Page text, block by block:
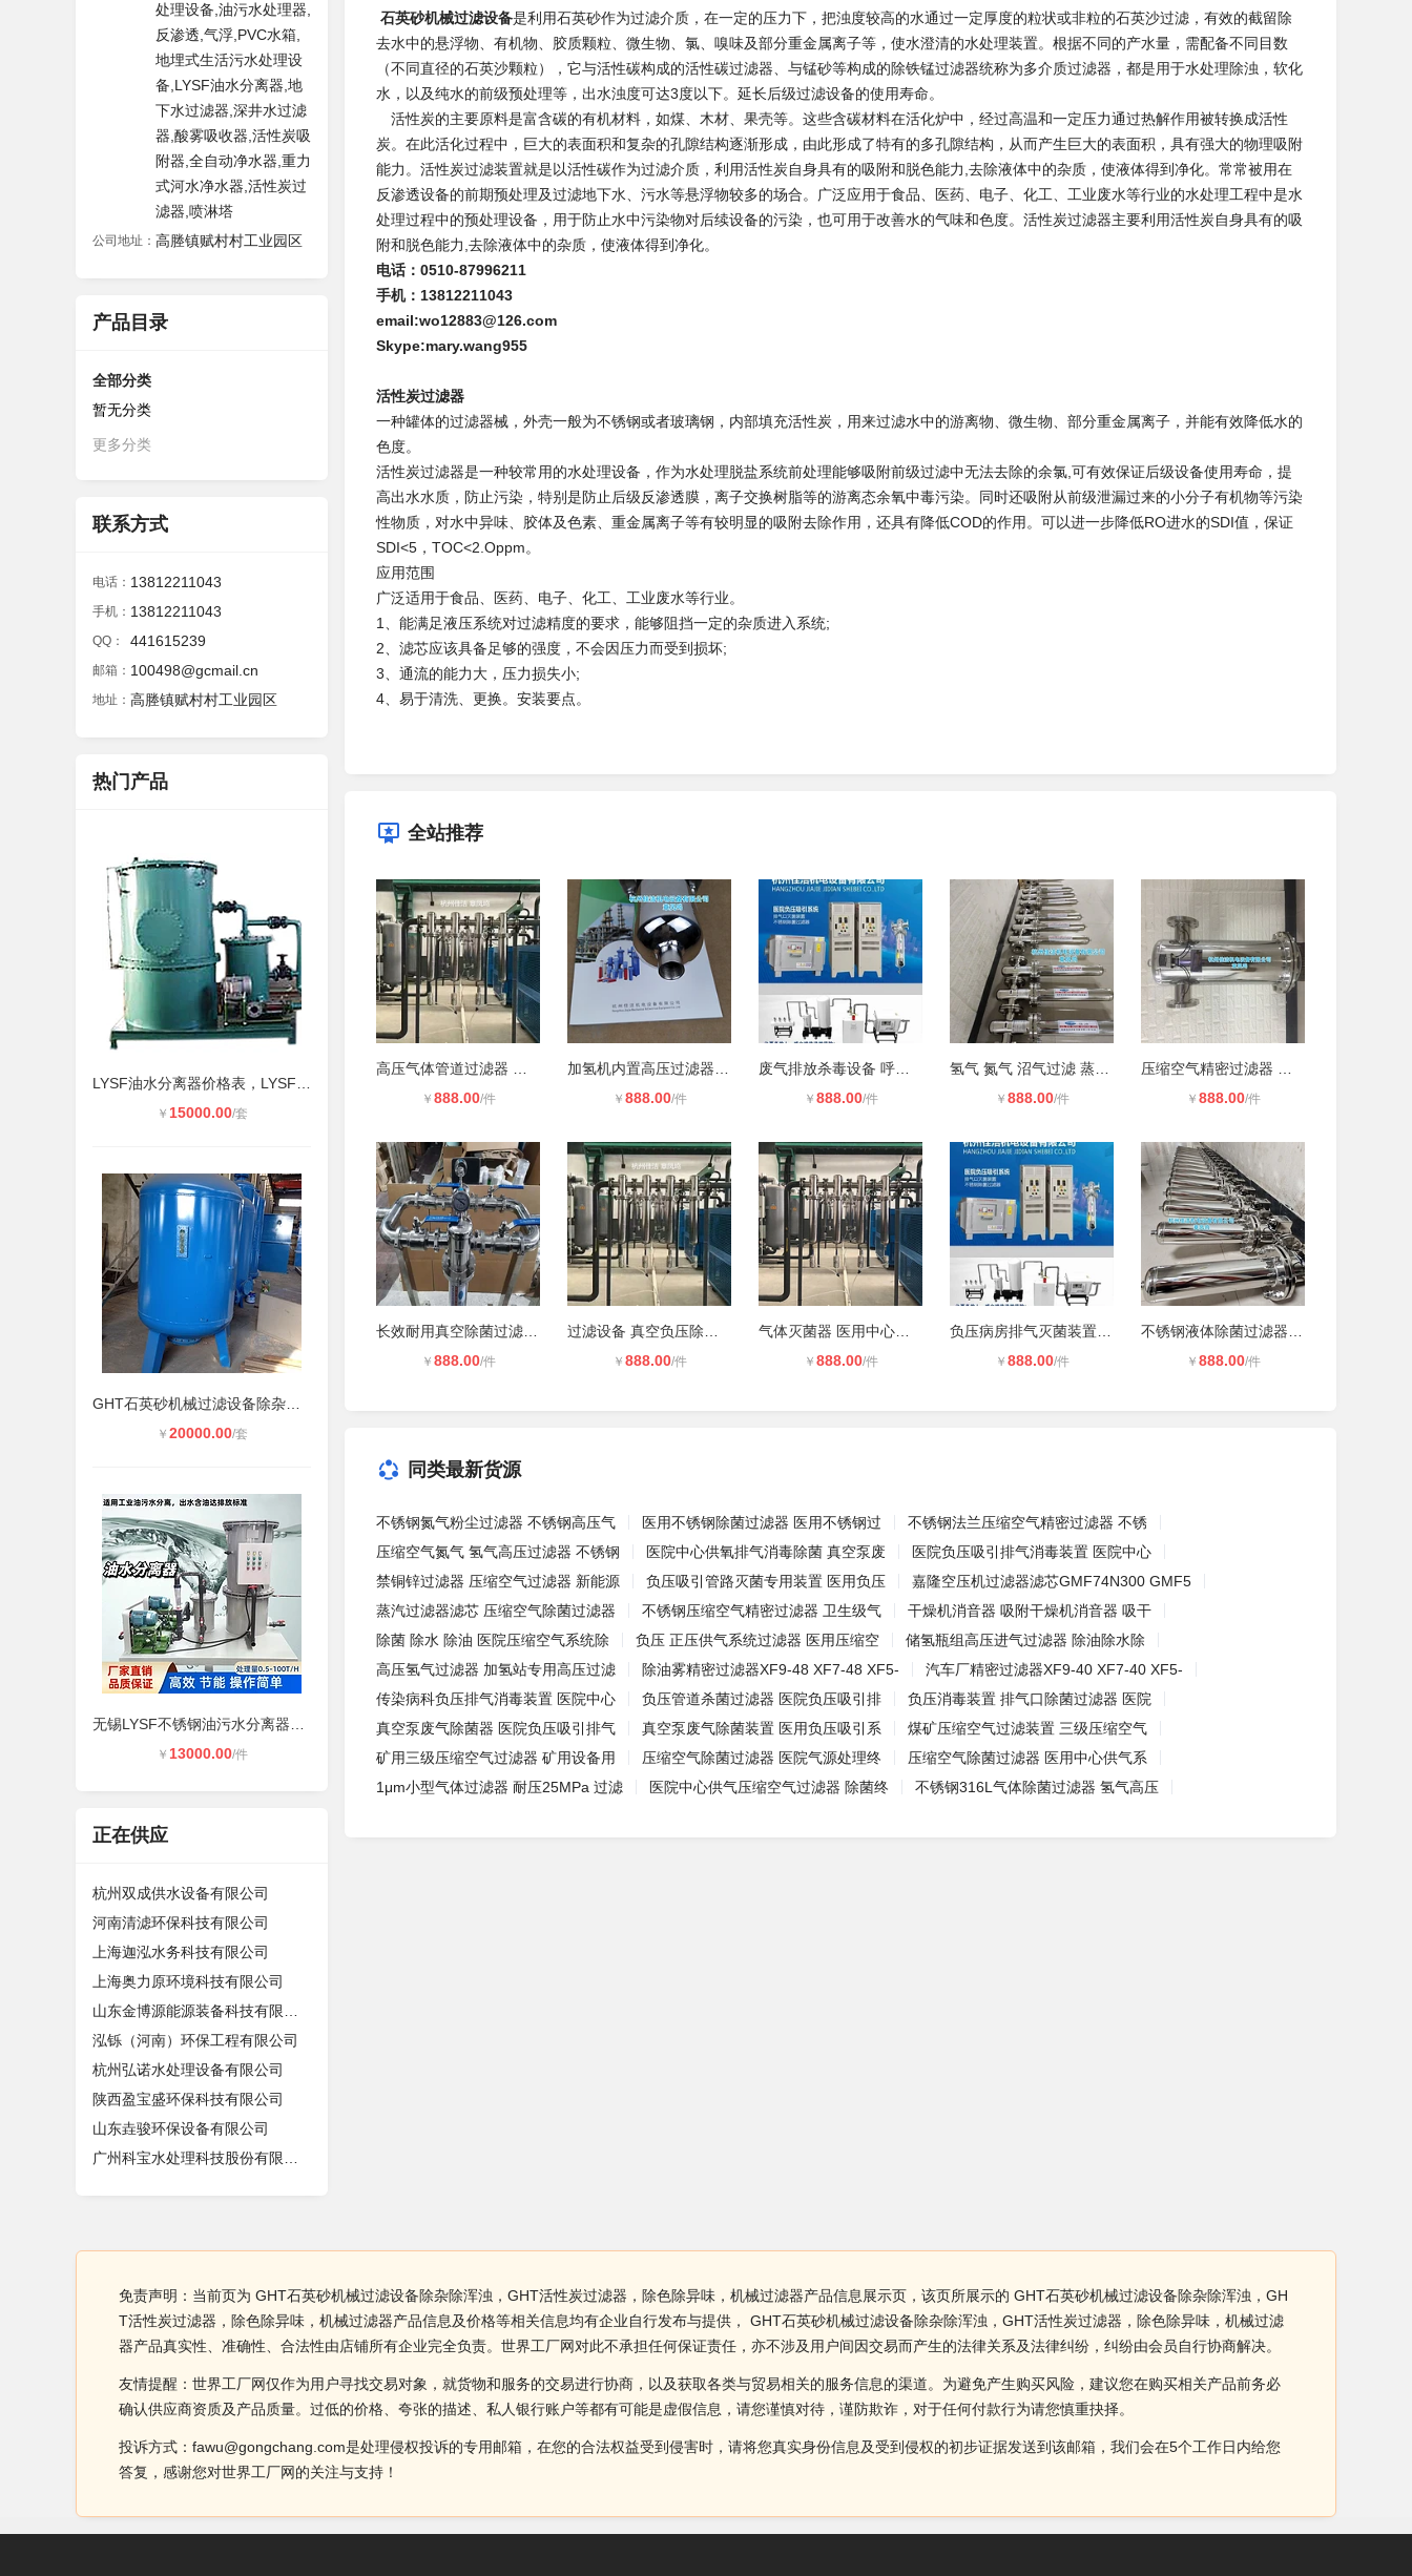
处理设备,油污水处理器,
反渗透,气浮,PVC水箱,
地埋式生活污水处理设
备,LYSF油水分离器,地
下水过滤器,深井水过滤
器,酸雾吸收器,活性炭吸
附器,全自动净水器,重力
式河水净水器,活性炭过
滤器,喷淋塔
公司地址： 高塍镇赋村村工业园区
产品目录
全部分类
暂无分类
更多分类
联系方式
电话： 13812211043
手机： 13812211043
QQ： 441615239
邮箱： 100498@gcmail.cn
地址： 高塍镇赋村村工业园区
热门产品
￥ 15000.00/套
￥ 20000.00/套
￥ 13000.00/件
正在供应
杭州双成供水设备有限公司
河南清滤环保科技有限公司
上海迦泓水务科技有限公司
上海奥力原环境科技有限公司
泓铄（河南）环保工程有限公司
杭州弘诺水处理设备有限公司
陕西盈宝盛环保科技有限公司
山东垚骏环保设备有限公司
石英砂机械过滤设备是利用石英砂作为过滤介质，在一定的压力下，把浊度较高的水通过一定厚度的粒状或非粒的石英沙过滤，有效的截留除
去水中的悬浮物、有机物、胶质颗粒、微生物、氯、嗅味及部分重金属离子等，使水澄清的水处理装置。根据不同的产水量，需配备不同目数
（不同直径的石英沙颗粒），它与活性碳构成的活性碳过滤器、与锰砂等构成的除铁锰过滤器统称为多介质过滤器，都是用于水处理除浊，软化
水，以及纯水的前级预处理等，出水浊度可达3度以下。延长后级过滤设备的使用寿命。
活性炭的主要原料是富含碳的有机材料，如煤、木材、果壳等。这些含碳材料在活化炉中，经过高温和一定压力通过热解作用被转换成活性
炭。在此活化过程中，巨大的表面积和复杂的孔隙结构逐渐形成，由此形成了特有的多孔隙结构，从而产生巨大的表面积，具有强大的物理吸附
能力。活性炭过滤装置就是以活性碳作为过滤介质，利用活性炭自身具有的吸附和脱色能力,去除液体中的杂质，使液体得到净化。常常被用在
反渗透设备的前期预处理及过滤地下水、污水等悬浮物较多的场合。广泛应用于食品、医药、电子、化工、工业废水等行业的水处理工程中是水
处理过程中的预处理设备，用于防止水中污染物对后续设备的污染，也可用于改善水的气味和色度。活性炭过滤器主要利用活性炭自身具有的吸
附和脱色能力,去除液体中的杂质，使液体得到净化。
电话：0510-87996211
手机：13812211043
email:wo12883@126.com
Skype:mary.wang955
活性炭过滤器
一种罐体的过滤器械，外壳一般为不锈钢或者玻璃钢，内部填充活性炭，用来过滤水中的游离物、微生物、部分重金属离子，并能有效降低水的
色度。
活性炭过滤器是一种较常用的水处理设备，作为水处理脱盐系统前处理能够吸附前级过滤中无法去除的余氯,可有效保证后级设备使用寿命，提
高出水水质，防止污染，特别是防止后级反渗透膜，离子交换树脂等的游离态余氧中毒污染。同时还吸附从前级泄漏过来的小分子有机物等污染
性物质，对水中异味、 胶体及色素、 重金属离子等有较明显的吸附去除作用，还具有降低COD的作用。可以进一步降低RO进水的SDI值，保证
SDI<5，TOC<2.Oppm。
应用范围
广泛适用于食品、医药、电子、化工、工业废水等行业。
1、能满足液压系统对过滤精度的要求，能够阻挡一定的杂质进入系统;
2、滤芯应该具备足够的强度，不会因压力而受到损坏;
3、通流的能力大，压力损失小;
4、易于清洗、更换。安装要点。
全站推荐
￥ 888.00/件 ￥ 888.00/件 ￥ 888.00/件 ￥ 888.00/件 ￥ 888.00/件
￥ 888.00/件 ￥ 888.00/件 ￥ 888.00/件 ￥ 888.00/件 ￥ 888.00/件
同类最新货源
不锈钢氮气粉尘过滤器 不锈钢高压气 医用不锈钢除菌过滤器 医用不锈钢过
不锈钢法兰压缩空气精密过滤器 不锈
压缩空气氮气 氢气高压过滤器 不锈钢
医院中心供氧排气消毒除菌 真空泵废
医院负压吸引排气消毒装置 医院中心
禁铜锌过滤器 压缩空气过滤器 新能源
负压吸引管路灭菌专用装置 医用负压
嘉隆空压机过滤器滤芯GMF74N300 GMF5
蒸汽过滤器滤芯 压缩空气除菌过滤器
不锈钢压缩空气精密过滤器 卫生级气
干燥机消音器 吸附干燥机消音器 吸干
除菌 除水 除油 医院压缩空气系统除
负压 正压供气系统过滤器 医用压缩空
储氢瓶组高压进气过滤器 除油除水除
高压氢气过滤器 加氢站专用高压过滤
除油雾精密过滤器XF9-48 XF7-48 XF5-
汽车厂精密过滤器XF9-40 XF7-40 XF5-
传染病科负压排气消毒装置 医院中心
负压管道杀菌过滤器 医院负压吸引排
负压消毒装置 排气口除菌过滤器 医院
真空泵废气除菌器 医院负压吸引排气
真空泵废气除菌装置 医用负压吸引系
煤矿压缩空气过滤装置 三级压缩空气
矿用三级压缩空气过滤器 矿用设备用
压缩空气除菌过滤器 医院气源处理终
压缩空气除菌过滤器 医用中心供气系
1μm小型气体过滤器 耐压25MPa 过滤
医院中心供气压缩空气过滤器 除菌终 不锈钢316L气体除菌过滤器 氢气高压
免责声明：当前页为 GHT石英砂机械过滤设备除杂除浑浊，GHT活性炭过滤器，除色除异味，机械过滤器产品信息展示页，该页所展示的 GHT石英砂机械过滤设备除杂除浑浊，GH
T活性炭过滤器，除色除异味，机械过滤器产品信息及价格等相关信息均有企业自行发布与提供， GHT石英砂机械过滤设备除杂除浑浊，GHT活性炭过滤器，除色除异味，机械过滤
器产品真实性、准确性、合法性由店铺所有企业完全负责。世界工厂网对此不承担任何保证责任，亦不涉及用户间因交易而产生的法律关系及法律纠纷，纠纷由会员自行协商解决。
友情提醒：世界工厂网仅作为用户寻找交易对象，就货物和服务的交易进行协商，以及获取各类与贸易相关的服务信息的渠道。为避免产生购买风险，建议您在购买相关产品前务必
确认供应商资质及产品质量。过低的价格、夸张的描述、私人银行账户等都有可能是虚假信息，请您谨慎对待，谨防欺诈，对于任何付款行为请您慎重抉择。
投诉方式：fawu@gongchang.com是处理侵权投诉的专用邮箱，在您的合法权益受到侵害时，请将您真实身份信息及受到侵权的初步证据发送到该邮箱，我们会在5个工作日内给您
答复，感谢您对世界工厂网的关注与支持！